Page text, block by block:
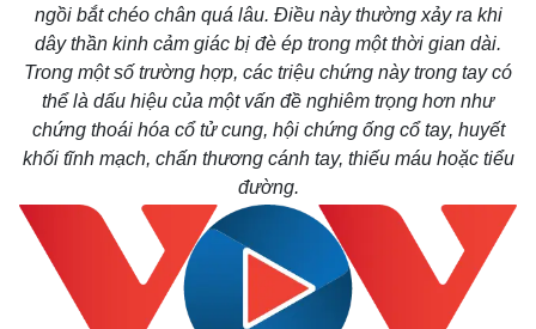
ngồi bắt chéo chân quá lâu. Điều này thường xảy ra khi
dây thần kinh cảm giác bị đè ép trong một thời gian dài.
Trong một số trường hợp, các triệu chứng này trong tay có
thể là dấu hiệu của một vấn đề nghiêm trọng hơn như
chứng thoái hóa cổ tử cung, hội chứng ống cổ tay, huyết
khối tĩnh mạch, chấn thương cánh tay, thiếu máu hoặc tiểu
đường.